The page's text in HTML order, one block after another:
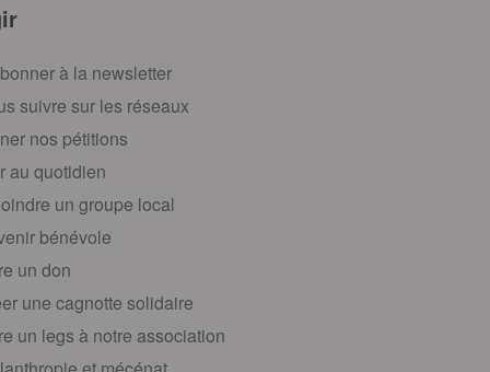
à la newsletter
suivre sur les réseaux
nos pétitions
au quotidien
un groupe local
bénévole
un don
une cagnotte solidaire
un legs à notre association